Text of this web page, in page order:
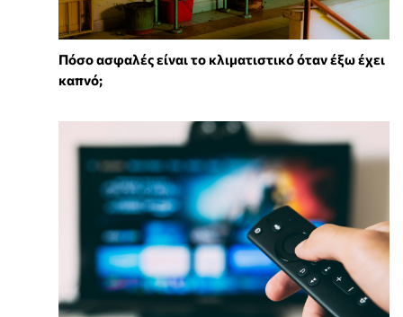
Πόσο ασφαλές είναι το κλιματιστικό όταν έξω έχει
καπνό;